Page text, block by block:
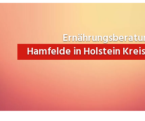
Hamfelde in Holstein